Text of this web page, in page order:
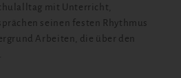
mit Unterricht,
seinen festen Rhythmus
Arbeiten, die über den